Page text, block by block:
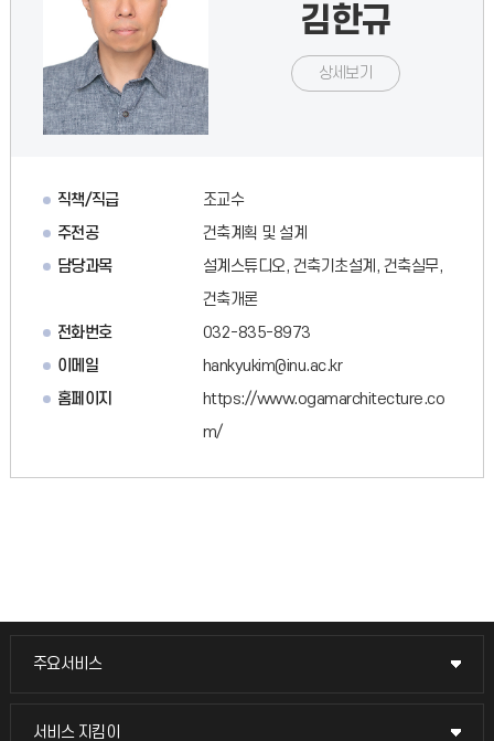
김한규
상세보기
직책/직급
조교수
주전공
건축계획 및 설계
담당과목
설계스튜디오, 건축기초설계, 건축실무,
건축개론
전화번호
032-835-8973
이메일
hankyukim@inu.ac.kr
홈페이지
https://www.ogamarchitecture.co
m/
주요서비스
주요서비스
교무회의방송
서비스 지킴이
서비스 지킴이